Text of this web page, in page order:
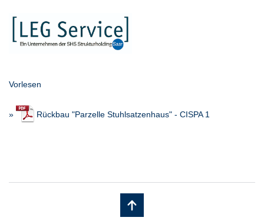
Vorlesen
» Rückbau "Parzelle Stuhlsatzenhaus" - CISPA 1